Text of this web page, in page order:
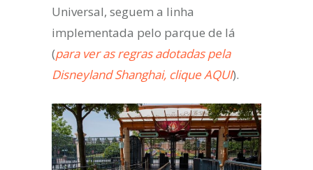
Universal, seguem a linha
implementada pelo parque de lá
(para ver as regras adotadas pela
Disneyland Shanghai, clique AQUI).